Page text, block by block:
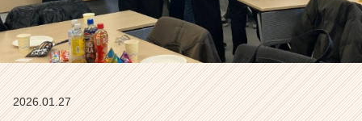
ベ
ン
チ
ャ
2026.01.27